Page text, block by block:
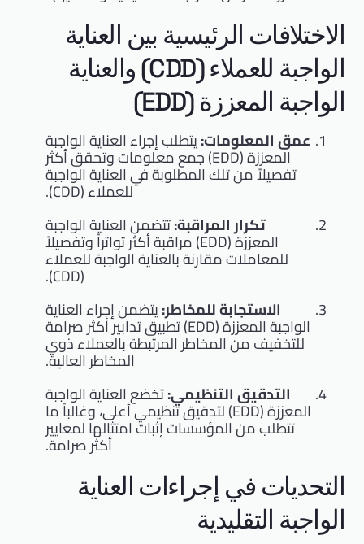
الاختلافات الرئيسية بين العناية
الواجبة للعملاء (CDD) والعناية
الواجبة المعززة (EDD)
عمق المعلومات:يتطلب إجراء العناية الواجبة
المعززة (EDD) جمع معلومات وتحقق أكثر
تفصيلاً من تلك المطلوبة في العناية الواجبة
للعملاء (CDD).
تكرار المراقبة:تتضمن العناية الواجبة
المعززة (EDD) مراقبة أكثر تواتراً وتفصيلاً
للمعاملات مقارنة بالعناية الواجبة للعملاء
(CDD).
الاستجابة للمخاطر:يتضمن إجراء العناية
الواجبة المعززة (EDD) تطبيق تدابير أكثر صرامة
للتخفيف من المخاطر المرتبطة بالعملاء ذوي
المخاطر العالية.
التدقيق التنظيمي:تخضع العناية الواجبة
المعززة (EDD) لتدقيق تنظيمي أعلى، وغالباً ما
تتطلب من المؤسسات إثبات امتثالها لمعايير
أكثر صرامة.
التحديات في إجراءات العناية
الواجبة التقليدية